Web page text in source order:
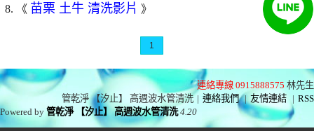
8. 《 苗栗 土牛 清洗影片 》
1
連絡專線 0915888575 林先生
管乾淨 【汐止】 高週波水管清洗 | 連絡我們 | 友情連結 | RSS
Powered by管乾淨 【汐止】 高週波水管清洗 4.20